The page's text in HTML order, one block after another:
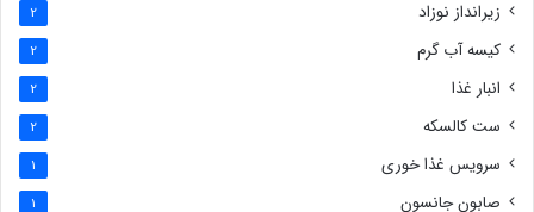
زیرانداز نوزاد 2
کیسه آب گرم 2
انبار غذا 2
ست کالسکه 2
سرویس غذا خوری 1
صابون جانسون 1